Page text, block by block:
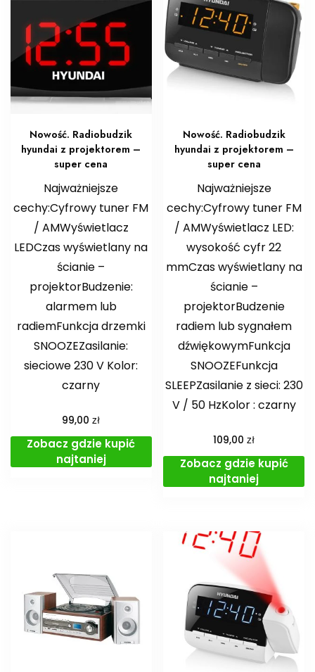
Nowość. Radiobudzik
hyundai z projektorem –
super cena
Najważniejsze
cechy:Cyfrowy tuner FM
/ AMWyświetlacz
LEDCzas wyświetlany na
ścianie –
projektorBudzenie:
alarmem lub
radiemFunkcja drzemki
SNOOZEZasilanie:
sieciowe 230 V Kolor:
czarny
99,00zł
Zobacz gdzie kupić
najtaniej
Nowość. Radiobudzik
hyundai z projektorem –
super cena
Najważniejsze
cechy:Cyfrowy tuner FM
/ AMWyświetlacz LED:
wysokość cyfr 22
mmCzas wyświetlany na
ścianie –
projektorBudzenie
radiem lub sygnałem
dźwiękowymFunkcja
SNOOZEFunkcja
SLEEPZasilanie z sieci: 230
V / 50 HzKolor : czarny
109,00zł
Zobacz gdzie kupić
najtaniej